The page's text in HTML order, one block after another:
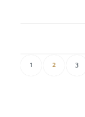
1 2 3